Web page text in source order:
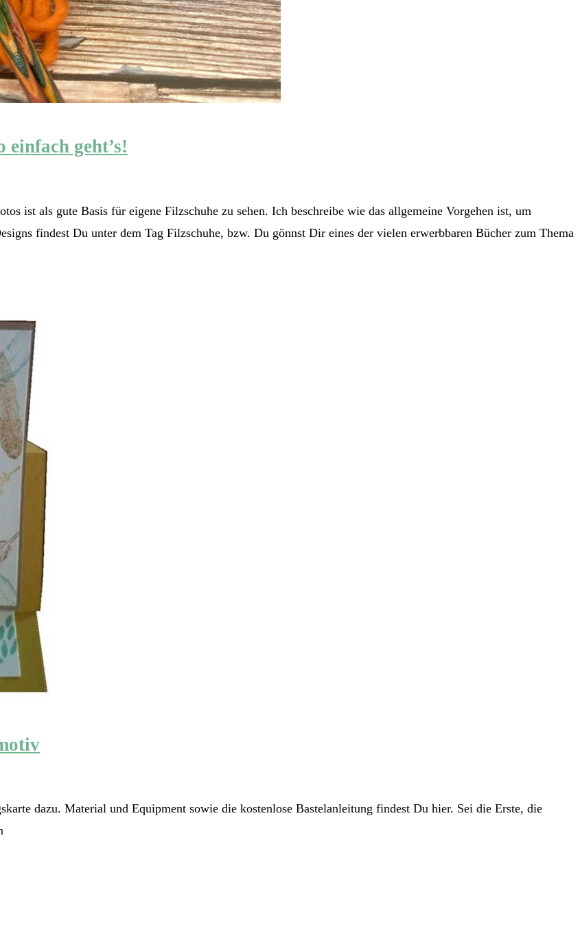
geht’s!
ist als gute Basis für eigene Filzschuhe zu sehen. Ich beschreibe wie das allgemeine Vorgehen ist, um
findest Du unter dem Tag Filzschuhe, bzw. Du gönnst Dir eines der vielen erwerbbaren Bücher zum Thema
dazu. Material und Equipment sowie die kostenlose Bastelanleitung findest Du hier. Sei die Erste, die